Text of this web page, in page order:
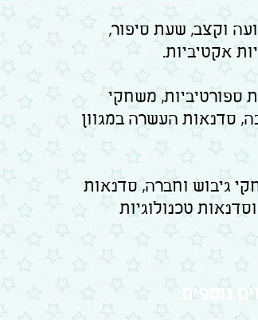
וקצב, שעת סיפור,
אקטיביות.
ספורטיביות, משחקי
סדנאות העשרה במגוון
גיבוש וחברה, סדנאות
טכנולוגיות
נוספים: